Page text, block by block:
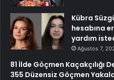
Kübra
hesabına
yardım
Ağustos 7,
81 İlde Göçmen
355 Düzensiz Göçmen